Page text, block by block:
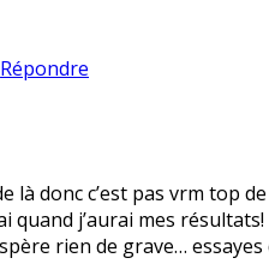
Répondre
là donc c’est pas vrm top
quand j’aurai mes résultats!
rien de grave…